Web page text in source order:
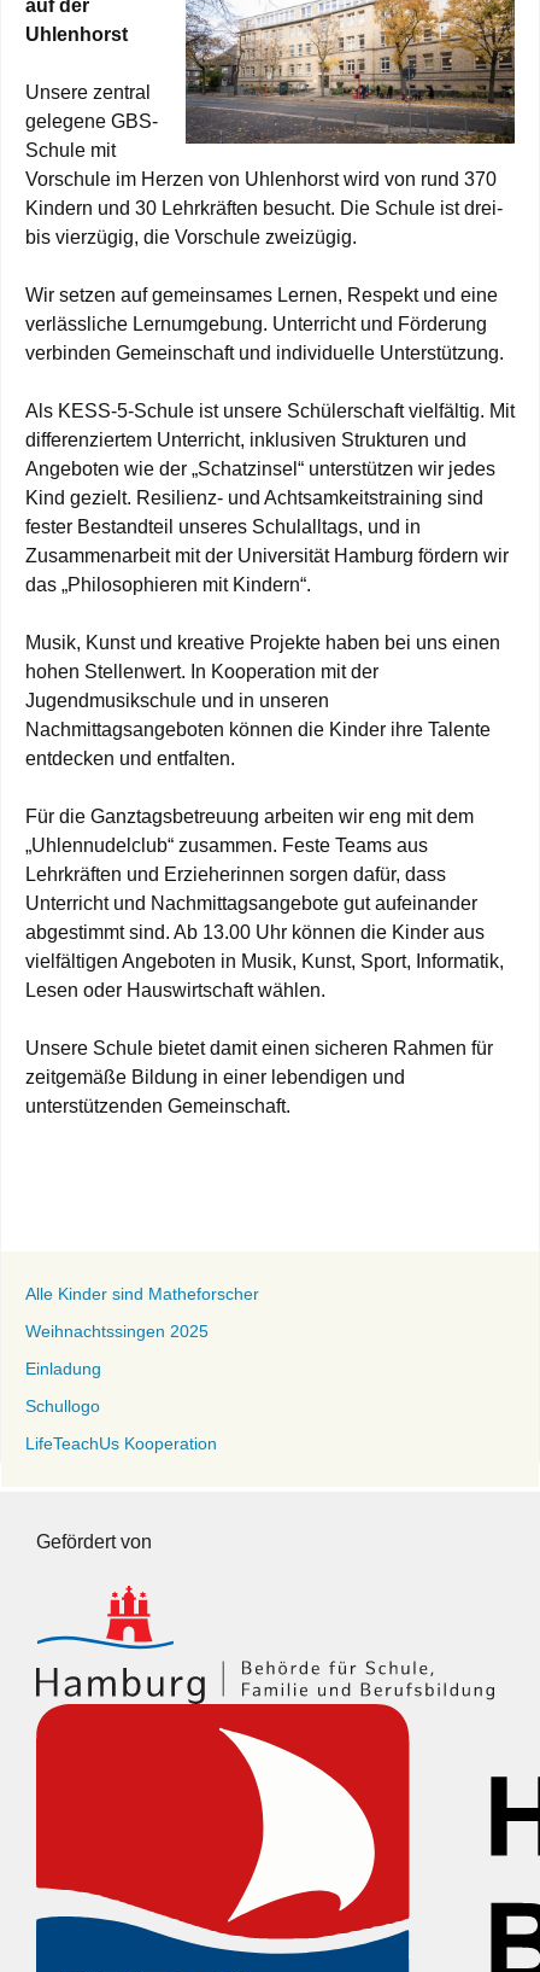
auf der
Uhlenhorst
Unsere zentral
gelegene GBS-
Schule mit
Vorschule im Herzen von Uhlenhorst wird von rund 370
Kindern und 30 Lehrkräften besucht. Die Schule ist drei-
bis vierzügig, die Vorschule zweizügig.
Wir setzen auf gemeinsames Lernen, Respekt und eine
verlässliche Lernumgebung. Unterricht und Förderung
verbinden Gemeinschaft und individuelle Unterstützung.
Als KESS-5-Schule ist unsere Schülerschaft vielfältig. Mit
differenziertem Unterricht, inklusiven Strukturen und
Angeboten wie der „Schatzinsel“ unterstützen wir jedes
Kind gezielt. Resilienz- und Achtsamkeitstraining sind
fester Bestandteil unseres Schulalltags, und in
Zusammenarbeit mit der Universität Hamburg fördern wir
das „Philosophieren mit Kindern“.
Musik, Kunst und kreative Projekte haben bei uns einen
hohen Stellenwert. In Kooperation mit der
Jugendmusikschule und in unseren
Nachmittagsangeboten können die Kinder ihre Talente
entdecken und entfalten.
Für die Ganztagsbetreuung arbeiten wir eng mit dem
„Uhlennudelclub“ zusammen. Feste Teams aus
Lehrkräften und Erzieherinnen sorgen dafür, dass
Unterricht und Nachmittagsangebote gut aufeinander
abgestimmt sind. Ab 13.00 Uhr können die Kinder aus
vielfältigen Angeboten in Musik, Kunst, Sport, Informatik,
Lesen oder Hauswirtschaft wählen.
Unsere Schule bietet damit einen sicheren Rahmen für
zeitgemäße Bildung in einer lebendigen und
unterstützenden Gemeinschaft.
Alle Kinder sind Matheforscher
Weihnachtssingen 2025
Einladung
Schullogo
LifeTeachUs Kooperation
Gefördert von